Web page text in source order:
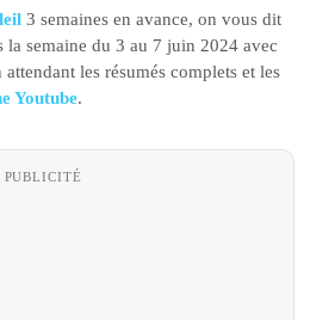
3 semaines en avance, on vous dit
la semaine du 3 au 7 juin 2024 avec
les résumés complets et les
Youtube.
PUBLICITÉ